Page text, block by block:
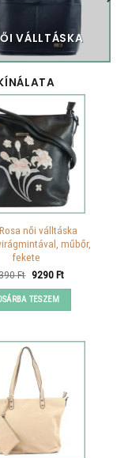
VÁLLTÁSKA
női válltáska
műbőr,
fekete
Ft Original
was:
11390 Ft.
9290FtCurrent
TESZEM